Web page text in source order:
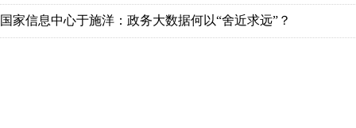
国家信息中心于施洋：政务大数据何以“舍近求远”？